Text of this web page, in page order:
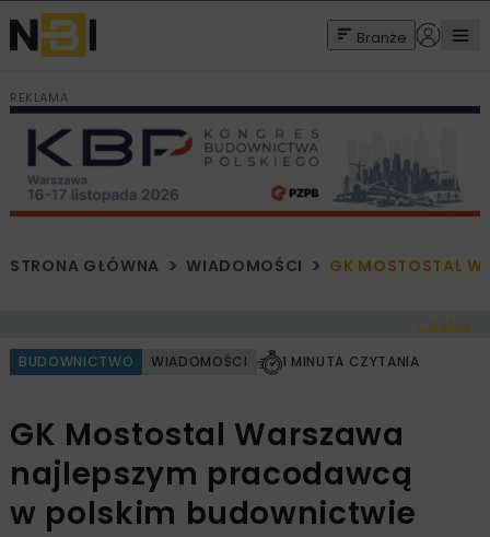
Branże
REKLAMA
STRONA GŁÓWNA WIADOMOŚCI GK MOSTOSTAL
< Cofnij
BUDOWNICTWO WIADOMOŚCI 1 MINUTA CZYTANIA
GK Mostostal Warszawa
najlepszym pracodawcą
w polskim budownictwie